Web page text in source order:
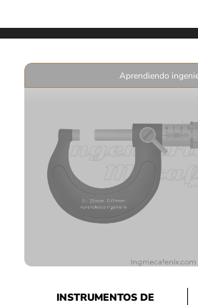
Aprendiendo
INSTRUMENTOS DE